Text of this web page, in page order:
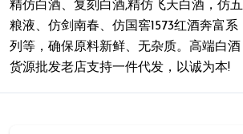
精仿白酒、复刻白酒,精仿飞天白酒，仿五
粮液、仿剑南春、仿国窖1573红酒奔富系
列等，确保原料新鲜、无杂质。高端白酒
货源批发老店支持一件代发，以诚为本!